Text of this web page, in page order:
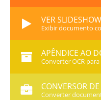
VER SLIDESHOW
Exibir documento
APÊNDICE AO
Converter OCR
CONVERSOR
Converter